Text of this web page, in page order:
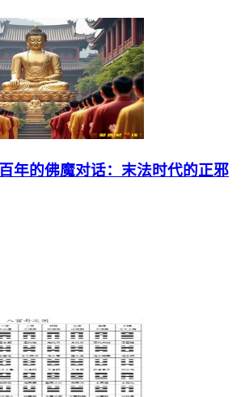
年的佛魔对话：末法时代的正邪